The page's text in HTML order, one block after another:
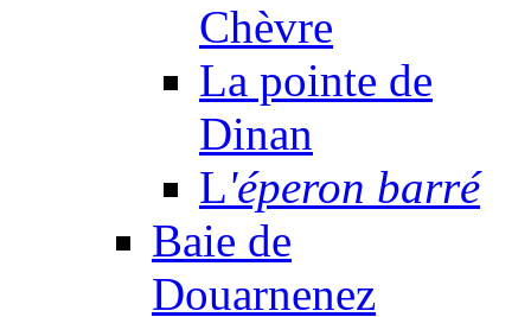
Chèvre
La pointe de
Dinan
L'éperon barré
Baie de
Douarnenez